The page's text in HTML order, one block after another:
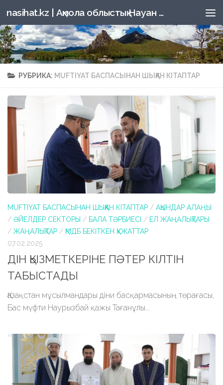
Перейти к содержимому nasihat.kz | Ақмола облыстық Науан хазірет мешітінің ресми сайты
РУБРИКА: MUFTIYAT БАСПАСЫНАН ШЫҚҚАН КІТАПТАР
MUFTIYAT БАСПАСЫНАН ШЫҚҚАН КІТАПТАР / АҚЫНДАР АЛАҢЫ
/ ӘЙЕЛДЕР СЕКТОРЫ / БАЛА ТӘРБИЕСІ / ЕЛ ЖАҢАЛЫҚТАРЫ
/ ЖАҢАЛЫҚТАР / ҚМДБ БЕКІТКЕН ҚҰЖАТТАР
07.02.2025
ДІН ҚЫЗМЕТКЕРІНЕ ПӘТЕР КІЛТІН
ТАБЫСТАДЫ
Қазақстан мұсылмандары діни басқармасының төрағасы,
Бас мүфти Наурызбай қажы Тағанұлы...